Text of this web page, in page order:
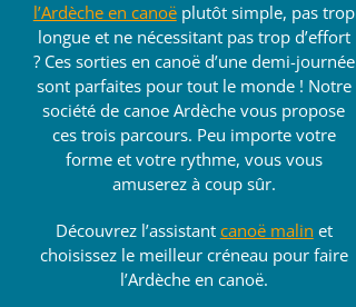
l’Ardèche en canoëplutôt simple, pas trop
longue et ne nécessitant pas trop d’effort
? Ces sorties en canoë d’une demi-journée
sont parfaites pour tout le monde ! Notre
société de canoe Ardèche vous propose
ces trois parcours. Peu importe votre
forme et votre rythme, vous vous
amuserez à coup sûr.
Découvrez l’assistant canoë malin et
choisissez le meilleur créneau pour faire
l’Ardèche en canoë.